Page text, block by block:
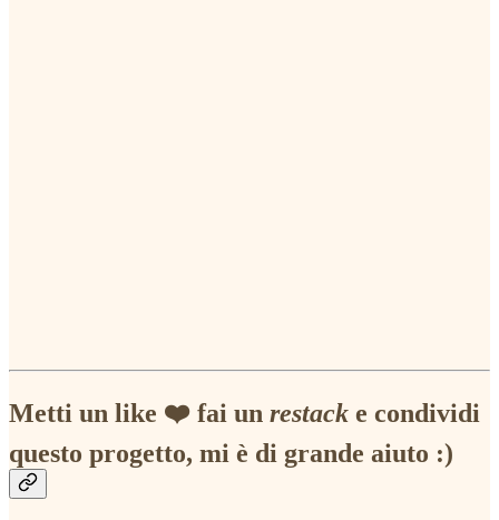
Metti un like ❤️ fai un restack e condividi
questo progetto, mi è di grande aiuto :)